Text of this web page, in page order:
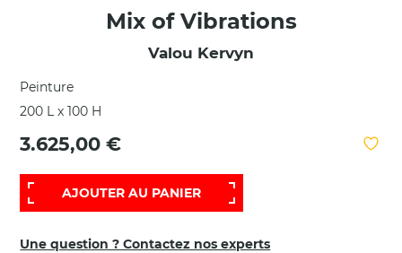
Mix of Vibrations
Valou Kervyn
Peinture
200 L x 100 H
3.625,00 €
AJOUTER AU PANIER
Une question ? Contactez nos experts